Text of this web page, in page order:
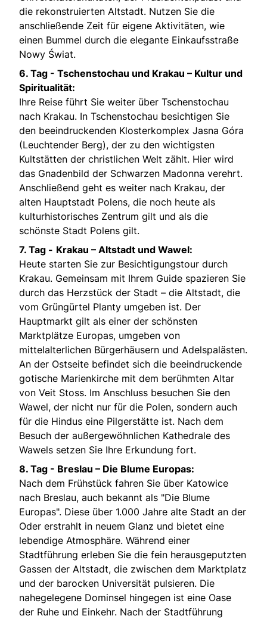
die rekonstruierten Altstadt. Nutzen Sie die
anschließende Zeit für eigene Aktivitäten, wie
einen Bummel durch die elegante Einkaufsstraße
Nowy Świat.
6. Tag - Tschenstochau und Krakau – Kultur und
Spiritualität:
Ihre Reise führt Sie weiter über Tschenstochau
nach Krakau. In Tschenstochau besichtigen Sie
den beeindruckenden Klosterkomplex Jasna Góra
(Leuchtender Berg), der zu den wichtigsten
Kultstätten der christlichen Welt zählt. Hier wird
das Gnadenbild der Schwarzen Madonna verehrt.
Anschließend geht es weiter nach Krakau, der
alten Hauptstadt Polens, die noch heute als
kulturhistorisches Zentrum gilt und als die
schönste Stadt Polens gilt.
7. Tag - Krakau – Altstadt und Wawel:
Heute starten Sie zur Besichtigungstour durch
Krakau. Gemeinsam mit Ihrem Guide spazieren Sie
durch das Herzstück der Stadt – die Altstadt, die
vom Grüngürtel Planty umgeben ist. Der
Hauptmarkt gilt als einer der schönsten
Marktplätze Europas, umgeben von
mittelalterlichen Bürgerhäusern und Adelspalästen.
An der Ostseite befindet sich die beeindruckende
gotische Marienkirche mit dem berühmten Altar
von Veit Stoss. Im Anschluss besuchen Sie den
Wawel, der nicht nur für die Polen, sondern auch
für die Hindus eine Pilgerstätte ist. Nach dem
Besuch der außergewöhnlichen Kathedrale des
Wawels setzen Sie Ihre Erkundung fort.
8. Tag - Breslau – Die Blume Europas:
Nach dem Frühstück fahren Sie über Katowice
nach Breslau, auch bekannt als "Die Blume
Europas". Diese über 1.000 Jahre alte Stadt an der
Oder erstrahlt in neuem Glanz und bietet eine
lebendige Atmosphäre. Während einer
Stadtführung erleben Sie die fein herausgeputzten
Gassen der Altstadt, die zwischen dem Marktplatz
und der barocken Universität pulsieren. Die
nahegelegene Dominsel hingegen ist eine Oase
der Ruhe und Einkehr. Nach der Stadtführung